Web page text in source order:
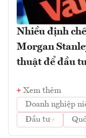
Nhiều định
Morgan
thuật để đầu
Xem thêm
Doanh nghiệp
Đầu tư